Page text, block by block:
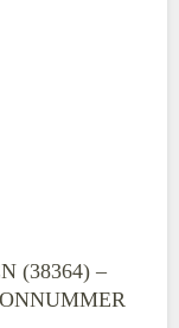
(38364) –